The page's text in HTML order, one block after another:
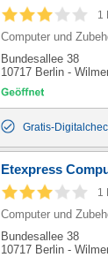
1
Computer und
Bundesallee 38
10717 Berlin -
Gratis-
Etexpress
1
Computer und
Bundesallee 38
10717 Berlin -